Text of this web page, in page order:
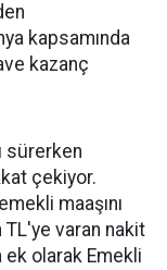
kapsamında
kazanç
sürerken
çekiyor.
maaşını
TL'ye varan nakit
ek olarak Emekli